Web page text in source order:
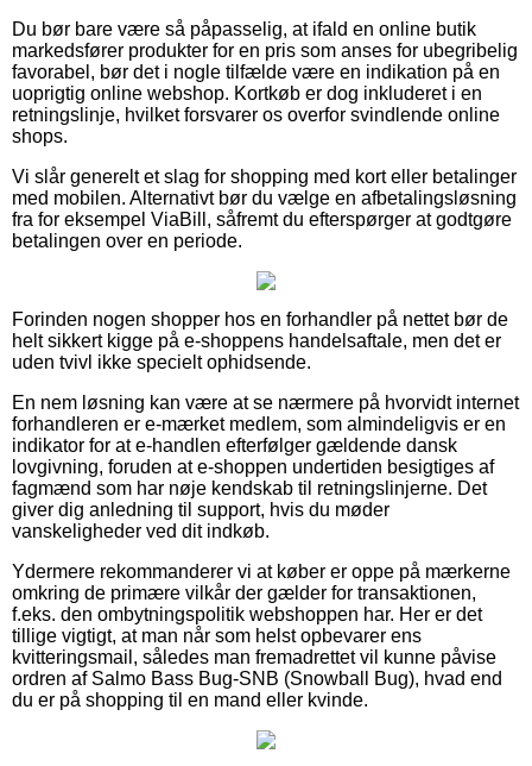
Du bør bare være så påpasselig, at ifald en online butik
markedsfører produkter for en pris som anses for ubegribelig
favorabel, bør det i nogle tilfælde være en indikation på en
uoprigtig online webshop. Kortkøb er dog inkluderet i en
retningslinje, hvilket forsvarer os overfor svindlende online
shops.
Vi slår generelt et slag for shopping med kort eller betalinger
med mobilen. Alternativt bør du vælge en afbetalingsløsning
fra for eksempel ViaBill, såfremt du efterspørger at godtgøre
betalingen over en periode.
Forinden nogen shopper hos en forhandler på nettet bør de
helt sikkert kigge på e-shoppens handelsaftale, men det er
uden tvivl ikke specielt ophidsende.
En nem løsning kan være at se nærmere på hvorvidt internet
forhandleren er e-mærket medlem, som almindeligvis er en
indikator for at e-handlen efterfølger gældende dansk
lovgivning, foruden at e-shoppen undertiden besigtiges af
fagmænd som har nøje kendskab til retningslinjerne. Det
giver dig anledning til support, hvis du møder
vanskeligheder ved dit indkøb.
Ydermere rekommanderer vi at køber er oppe på mærkerne
omkring de primære vilkår der gælder for transaktionen,
f.eks. den ombytningspolitik webshoppen har. Her er det
tillige vigtigt, at man når som helst opbevarer ens
kvitteringsmail, således man fremadrettet vil kunne påvise
ordren af Salmo Bass Bug-SNB (Snowball Bug), hvad end
du er på shopping til en mand eller kvinde.